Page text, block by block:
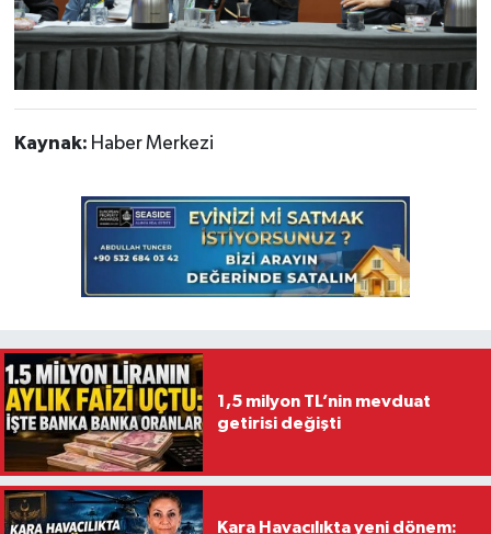
Kaynak: Haber Merkezi
1,5 milyon TL’nin mevduat
getirisi değişti
Kara Havacılıkta yeni dönem: